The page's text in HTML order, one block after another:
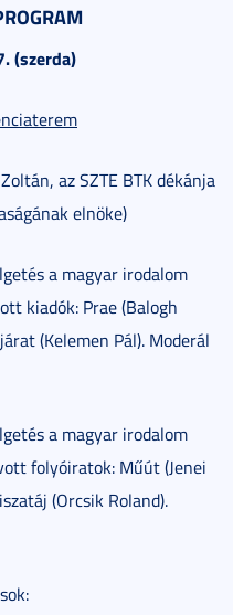
(szerda)
az SZTE BTK dékánja
elnöke)
a magyar irodalom
kiadók: Prae (Balogh
(Kelemen Pál). Moderál
a magyar irodalom
folyóiratok: Műút (Jenei
(Orcsik Roland).